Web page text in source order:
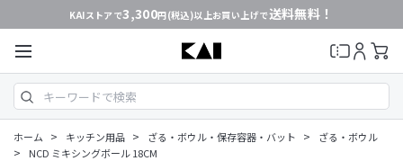
KAIストアで3,300円(税込)以上お買い上げで送料無料！
ホーム > キッチン用品 > ざる・ボウル・保存容器・バット > ざる・ボウル
> NCD ミキシングボール 18CM